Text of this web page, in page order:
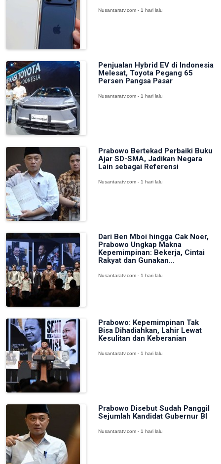
Nusantaratv.com - 1 hari lalu
Penjualan Hybrid EV di Indonesia
Melesat, Toyota Pegang 65
Persen Pangsa Pasar
Nusantaratv.com - 1 hari lalu
Prabowo Bertekad Perbaiki Buku
Ajar SD-SMA, Jadikan Negara
Lain sebagai Referensi
Nusantaratv.com - 1 hari lalu
Dari Ben Mboi hingga Cak Noer,
Prabowo Ungkap Makna
Kepemimpinan: Bekerja, Cintai
Rakyat dan Gunakan...
Nusantaratv.com - 1 hari lalu
Prabowo: Kepemimpinan Tak
Bisa Dihadiahkan, Lahir Lewat
Kesulitan dan Keberanian
Nusantaratv.com - 1 hari lalu
Prabowo Disebut Sudah Panggil
Sejumlah Kandidat Gubernur BI
Nusantaratv.com - 1 hari lalu